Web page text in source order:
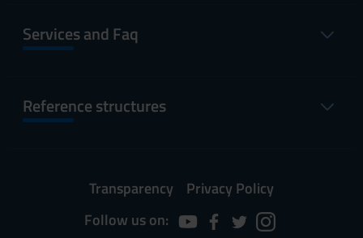
Services and Faq
Reference structures
Transparency
Privacy Policy
Follow us on: